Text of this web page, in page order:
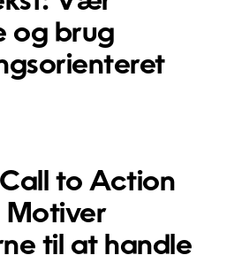
og brug
to Action
Motiver
til at handle